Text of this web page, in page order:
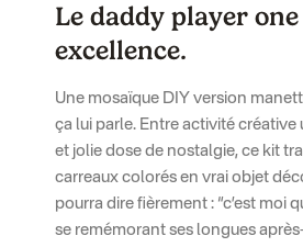
Le daddy player
excellence.
Une mosaïque DIY version
ça lui parle. Entre activité créative
et jolie dose de nostalgie, ce kit
carreaux colorés en vrai objet
pourra dire fièrement : “c’est moi
se remémorant ses longues